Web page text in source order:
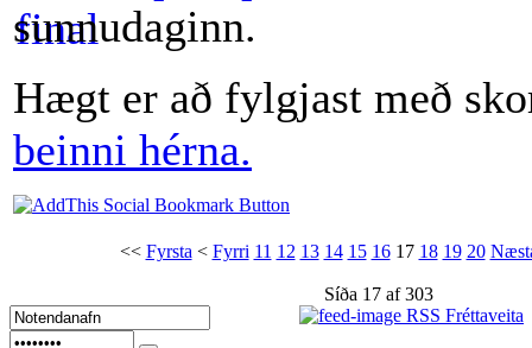
sunnudaginn.
Hægt er að fylgjast með
beinni hérna.
<< Fyrsta < Fyrri 11 12 13 14 15 16 17 18 19 20
Síða 17 af 303
RSS Fréttaveita